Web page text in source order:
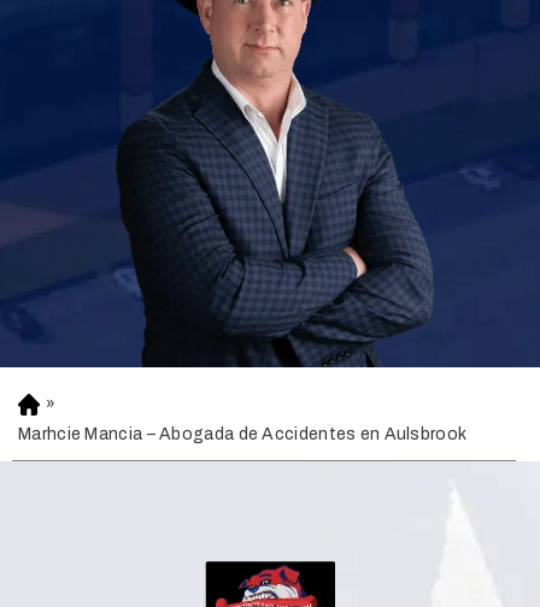
H
o
m
»
Marhcie Mancia – Abogada de Accidentes en Aulsbrook